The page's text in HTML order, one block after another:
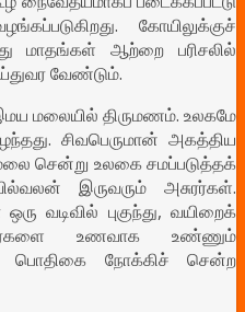
கோயிலுக்குச்
மாதங்கள் ஆற்றை பரிசலில்
வேண்டும்.
மலையில் திருமணம். உலகமே
சிவபெருமான் அகத்திய
சென்று உலகை சமப்படுத்தக்
இருவரும் அசுரர்கள்.
வடிவில் புகுந்து, வயிறைக்
உணவாக உண்ணும்
பொதிகை நோக்கிச் சென்ற